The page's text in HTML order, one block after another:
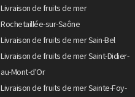
Livraison de fruits de mer
Rochetaillée-sur-Saône
Livraison de fruits de mer Sain-Bel
Livraison de fruits de mer Saint-Didier-
au-Mont-d'Or
Livraison de fruits de mer Sainte-Foy-